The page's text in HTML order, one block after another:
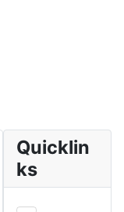
Quicklin
ks